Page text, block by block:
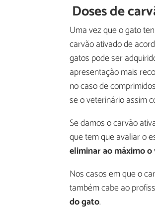
Doses de
Uma vez que o gato
carvão ativado de
gatos pode ser
apresentação mais
no caso de
se o veterinário assim
Se damos o carvão
que tem que avaliar o
eliminar ao máximo o
Nos casos em que o
também cabe ao
do gato.